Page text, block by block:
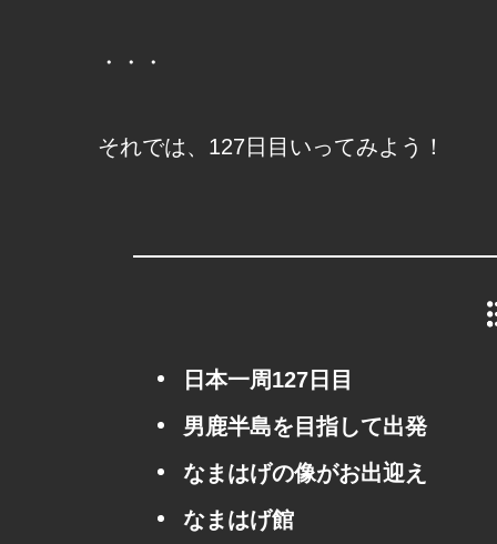
・・・
それでは、127日目いってみよう！
日本一周127日目
男鹿半島を目指して出発
なまはげの像がお出迎え
なまはげ館